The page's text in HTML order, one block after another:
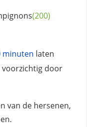
(200)
minuten laten
voorzichtig door
van de hersenen,